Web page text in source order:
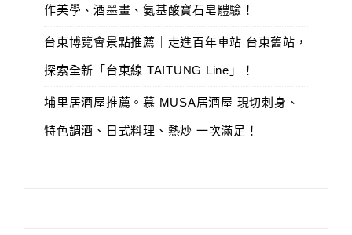
作美學、酒墨畫、氨基酸寶石皂體驗！
台東博覽會景點推薦｜走進百年車站 台東舊站，
探索全新「台東線 TAITUNG Line」！
埔里居酒屋推薦。慕 MUSA居酒屋 現切刺身、
特色調酒、日式料理、熱炒 一次滿足！